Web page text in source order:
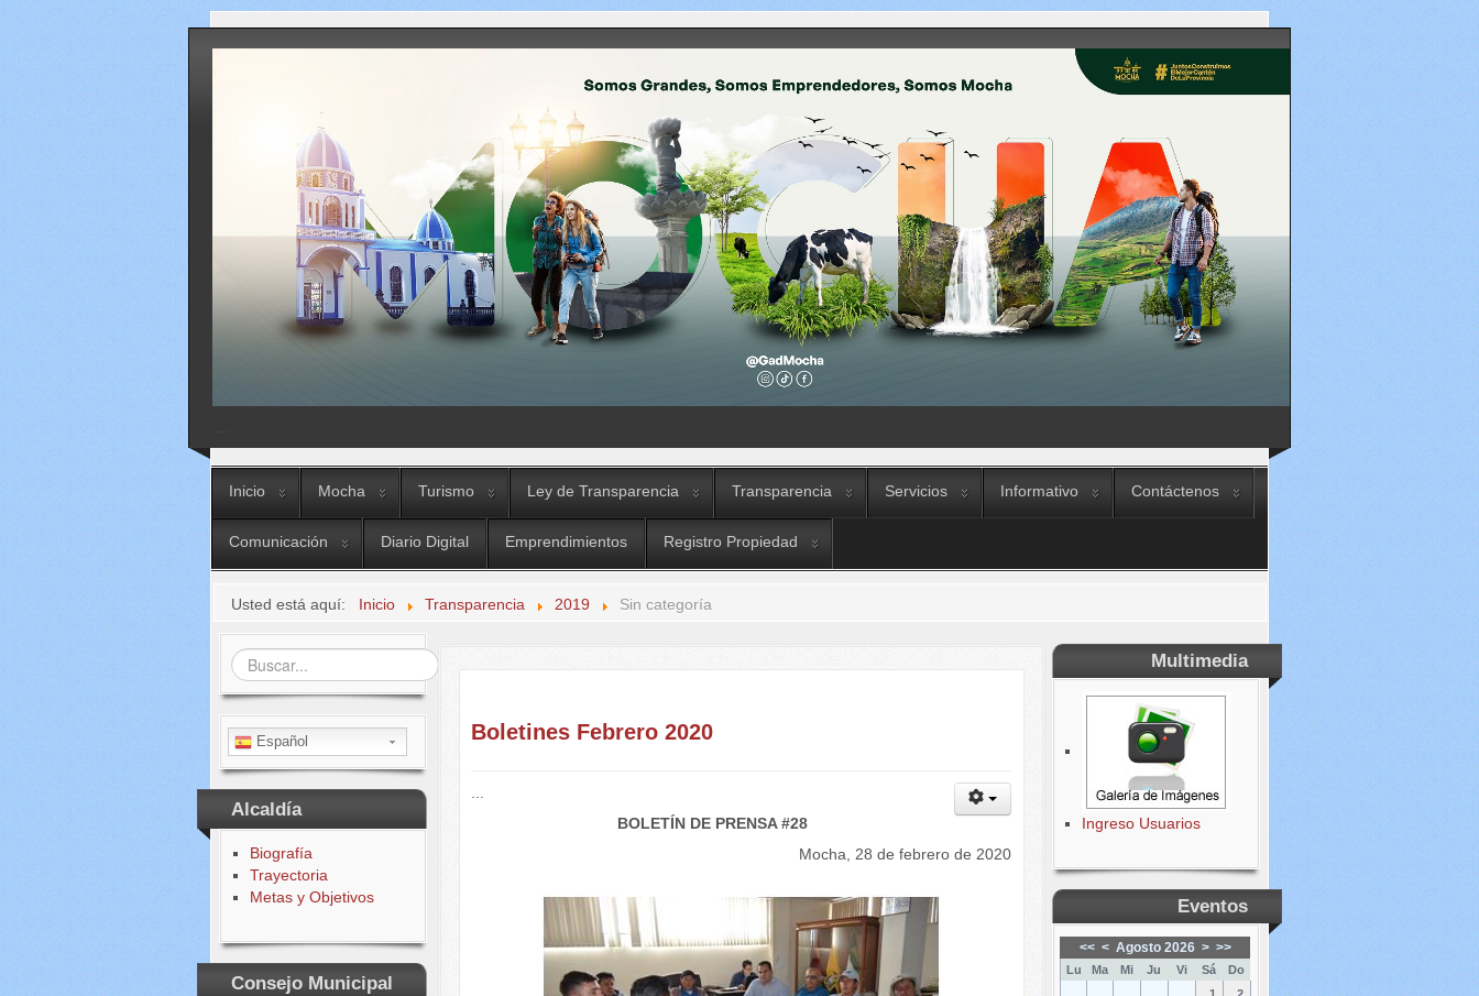
Inicio Mocha Turismo Ley de Transparencia Transparencia Servicios Informativo Contáctenos
Comunicación Diario Digital Emprendimientos Registro Propiedad
Usted está aquí: Inicio Transparencia 2019 Sin categoría
Buscar...
Español
Alcaldía
Biografía
Trayectoria
Metas y Objetivos
Consejo Municipal
Boletines Febrero 2020
BOLETÍN DE PRENSA #28
Mocha, 28 de febrero de 2020
Multimedia
Ingreso Usuarios
Eventos
<< < Agosto 2026 > >>
Lu Ma Mi Ju Vi Sá
Do